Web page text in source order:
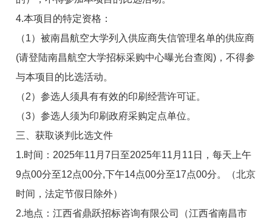
4.本项目的特定资格：
（1）被南昌航空大学列入供应商失信管理名单的供应商
(请登陆南昌航空大学招标采购中心曝光台查阅) ，不得参
与本项目的比选活动。
（2）参选人须具有有效的印刷经营许可证。
（3）参选人须为印刷政府采购定点单位。
三、获取谈判比选文件
1.时间： 2025年11 月7 日至2025年11 月 11 日，每天上午
9点00分至12点00分,下午14点00分至17点00分。（北京
时间 ，法定节假日除外）
2.地点：江西省鼎跃招标咨询有限公司（江西省南昌市